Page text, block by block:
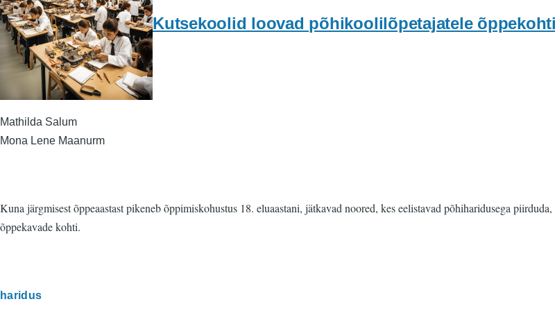
Kutsekoolid loovad põhikoolilõpetajatele
Mathilda Salum
Mona Lene Maanurm
Kuna järgmisest õppeaastast pikeneb õppimiskohustus 18. eluaastani, jätkavad noored, kes eelistavad põhiharidusega
õppekavade kohti.
haridus